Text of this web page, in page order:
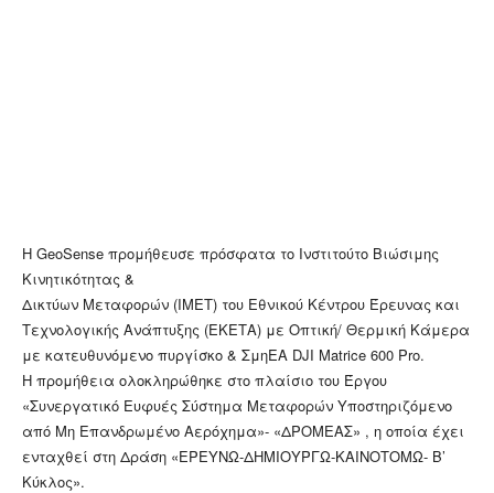
Η GeoSense προμήθευσε πρόσφατα το Ινστιτούτο Βιώσιμης
Κινητικότητας &
Δικτύων Μεταφορών (ΙΜΕΤ) του Εθνικού Κέντρου Έρευνας και
Τεχνολογικής Ανάπτυξης (ΕΚΕΤΑ) με Οπτική/ Θερμική Κάμερα
με κατευθυνόμενο πυργίσκο & ΣμηΕΑ DJI Matrice 600 Pro.
Η προμήθεια ολοκληρώθηκε στο πλαίσιο του Έργου
«Συνεργατικό Ευφυές Σύστημα Μεταφορών Υποστηριζόμενο
από Μη Επανδρωμένο Αερόχημα»- «ΔΡΟΜΕΑΣ» , η οποία έχει
ενταχθεί στη Δράση «ΕΡΕΥΝΩ-ΔΗΜΙΟΥΡΓΩ-ΚΑΙΝΟΤΟΜΩ- Β’
Κύκλος».